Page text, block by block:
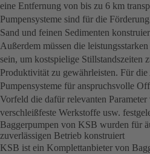
eine Entfernung von bis zu 6 km
Pumpensysteme sind für die
Sand und feinen Sedimenten
Außerdem müssen die
sein, um kostspielige Stillstandszeiten
Produktivität zu gewährleisten. Für
Pumpensysteme für anspruchsvolle
Vorfeld die dafür relevanten
verschleißfeste Werkstoffe usw.
Baggerpumpen von KSB wurden für
zuverlässigen Betrieb konstruiert
KSB ist ein Komplettanbieter von